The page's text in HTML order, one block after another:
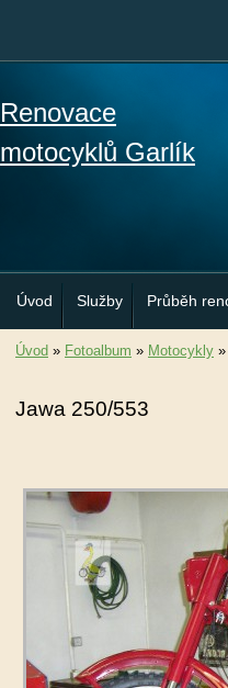
Renovace
motocyklů Garlík
Úvod Služby Průběh
Úvod » Fotoalbum » Motocykly »
Jawa 250/553